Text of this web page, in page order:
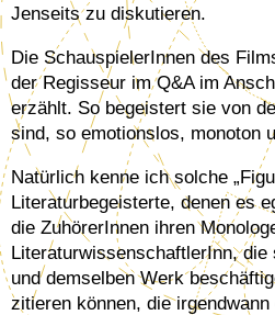
Jenseits zu diskutieren.
Die SchauspielerInnen des
der Regisseur im Q&A im
erzählt. So begeistert sie von
sind, so emotionslos, monoton
Natürlich kenne ich solche
Literaturbegeisterte, denen es
die ZuhörerInnen ihren
LiteraturwissenschaftlerInn,
und demselben Werk
zitieren können, die